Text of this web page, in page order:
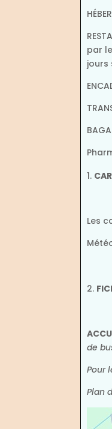
par
jours
Les
de
Pour
Plan